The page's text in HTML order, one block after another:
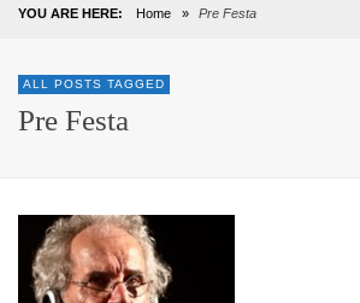
YOU ARE HERE: Home » Pre Festa
ALL POSTS TAGGED
Pre Festa